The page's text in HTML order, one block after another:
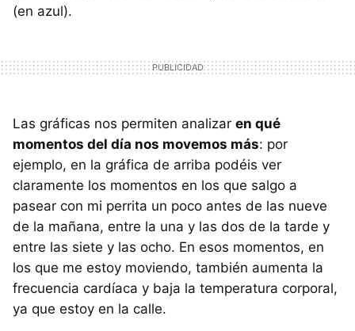
(en azul).
Las gráficas nos permiten analizar en qué
momentos del día nos movemos más: por
ejemplo, en la gráfica de arriba podéis ver
claramente los momentos en los que salgo a
pasear con mi perrita un poco antes de las nueve
de la mañana, entre la una y las dos de la tarde y
entre las siete y las ocho. En esos momentos, en
los que me estoy moviendo, también aumenta la
frecuencia cardíaca y baja la temperatura corporal,
ya que estoy en la calle.